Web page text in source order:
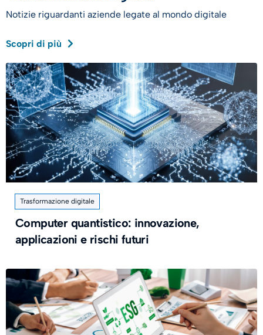
Notizie riguardanti aziende legate al mondo digitale
Scopri di più
Trasformazione digitale
Computer quantistico: innovazione,
applicazioni e rischi futuri